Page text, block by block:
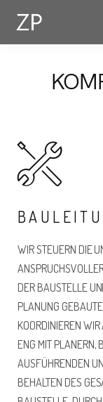
WIR STEUERN DIE
DER BAUSTELLE
PLANUNG
KOORDINIEREN
ENG MIT PLANERN,
AUSFÜHRENDEN
BEHALTEN DES